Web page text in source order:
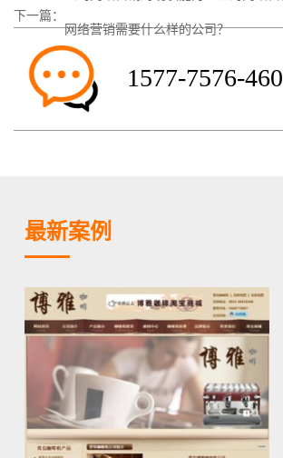
下一篇：网络营销需要什么样的公司？
1577-7576-
最新案例